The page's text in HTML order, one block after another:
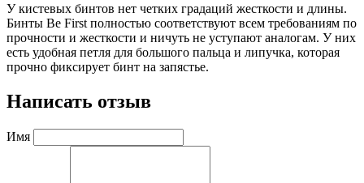
У кистевых бинтов нет четких градаций жесткости и длины.
Бинты Be First полностью соответствуют всем требованиям по
прочности и жесткости и ничуть не уступают аналогам. У них
есть удобная петля для большого пальца и липучка, которая
прочно фиксирует бинт на запястье.
Написать отзыв
Имя